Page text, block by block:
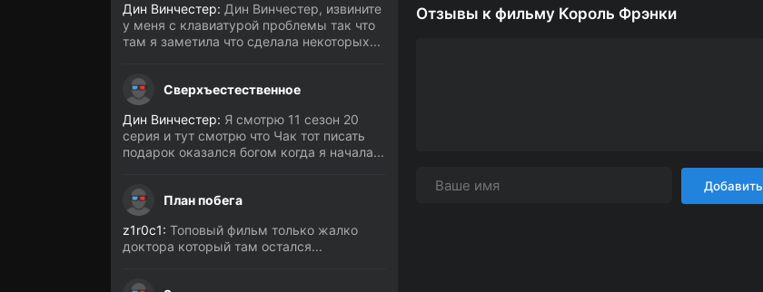
Отзывы к фильму Король Фрэнки
Добавить
Дин Винчестер: Дин Винчестер, извините
у меня с клавиатурой проблемы так что
там я заметила что сделала некоторых...
Сверхъестественное
Дин Винчестер: Я смотрю 11 сезон 20
серия и тут смотрю что Чак тот писать
подарок оказался богом когда я начала...
План побега
z1r0c1: Топовый фильм только жалко
доктора который там остался...